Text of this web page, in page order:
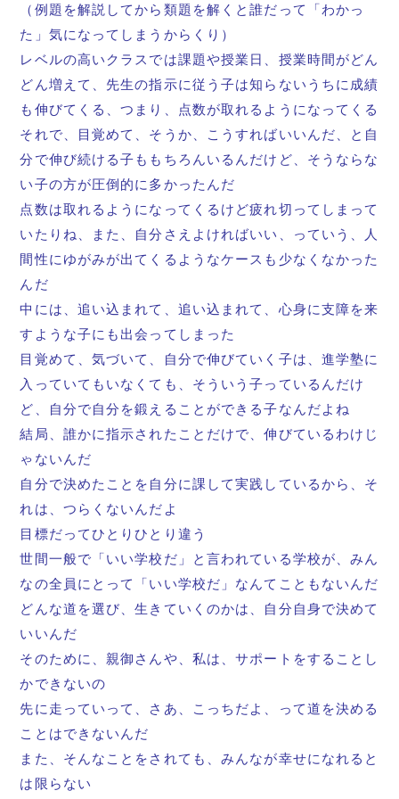
（例題を解説してから類題を解くと誰だって「わかっ
た」気になってしまうからくり）
レベルの高いクラスでは課題や授業日、授業時間がどん
どん増えて、先生の指示に従う子は知らないうちに成績
も伸びてくる、つまり、点数が取れるようになってくる
それで、目覚めて、そうか、こうすればいいんだ、と自
分で伸び続ける子ももちろんいるんだけど、そうならな
い子の方が圧倒的に多かったんだ
点数は取れるようになってくるけど疲れ切ってしまって
いたりね、また、自分さえよければいい、っていう、人
間性にゆがみが出てくるようなケースも少なくなかった
んだ
中には、追い込まれて、追い込まれて、心身に支障を来
すような子にも出会ってしまった
目覚めて、気づいて、自分で伸びていく子は、進学塾に
入っていてもいなくても、そういう子っているんだけ
ど、自分で自分を鍛えることができる子なんだよね
結局、誰かに指示されたことだけで、伸びているわけじ
ゃないんだ
自分で決めたことを自分に課して実践しているから、そ
れは、つらくないんだよ
目標だってひとりひとり違う
世間一般で「いい学校だ」と言われている学校が、みん
なの全員にとって「いい学校だ」なんてこともないんだ
どんな道を選び、生きていくのかは、自分自身で決めて
いいんだ
そのために、親御さんや、私は、サポートをすることし
かできないの
先に走っていって、さあ、こっちだよ、って道を決める
ことはできないんだ
また、そんなことをされても、みんなが幸せになれると
は限らない